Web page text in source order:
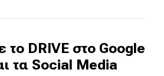
το DRIVE στο Google
τα Social Media